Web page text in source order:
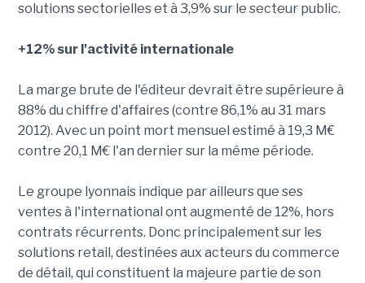
solutions sectorielles et à 3,9% sur le secteur public.
+12% sur l'activité internationale
La marge brute de l'éditeur devrait être supérieure à
88% du chiffre d'affaires (contre 86,1% au 31 mars
2012). Avec un point mort mensuel estimé à 19,3 M€
contre 20,1 M€ l'an dernier sur la même période.
Le groupe lyonnais indique par ailleurs que ses
ventes à l'international ont augmenté de 12%, hors
contrats récurrents. Donc principalement sur les
solutions retail, destinées aux acteurs du commerce
de détail, qui constituent la majeure partie de son